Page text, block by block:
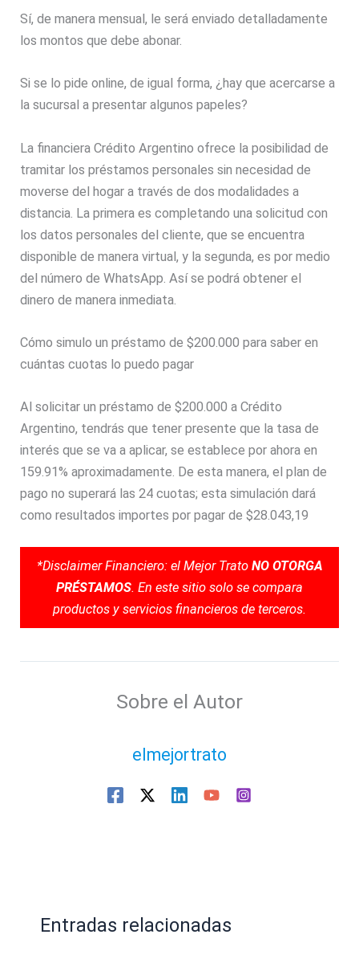
Sí, de manera mensual, le será enviado detalladamente
los montos que debe abonar.
Si se lo pide online, de igual forma, ¿hay que acercarse a
la sucursal a presentar algunos papeles?
La financiera Crédito Argentino ofrece la posibilidad de
tramitar los préstamos personales sin necesidad de
moverse del hogar a través de dos modalidades a
distancia. La primera es completando una solicitud con
los datos personales del cliente, que se encuentra
disponible de manera virtual, y la segunda, es por medio
del número de WhatsApp. Así se podrá obtener el
dinero de manera inmediata.
Cómo simulo un préstamo de $200.000 para saber en
cuántas cuotas lo puedo pagar
Al solicitar un préstamo de $200.000 a Crédito
Argentino, tendrás que tener presente que la tasa de
interés que se va a aplicar, se establece por ahora en
159.91% aproximadamente. De esta manera, el plan de
pago no superará las 24 cuotas; esta simulación dará
como resultados importes por pagar de $28.043,19
*Disclaimer Financiero: el Mejor Trato NO OTORGA
PRÉSTAMOS. En este sitio solo se compara
productos y servicios financieros de terceros.
Sobre el Autor
elmejortrato
Entradas relacionadas